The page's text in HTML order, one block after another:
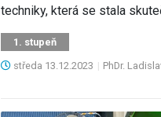
techniky, která se stala
1. stupeň
středa 13.12.2023 | PhDr.